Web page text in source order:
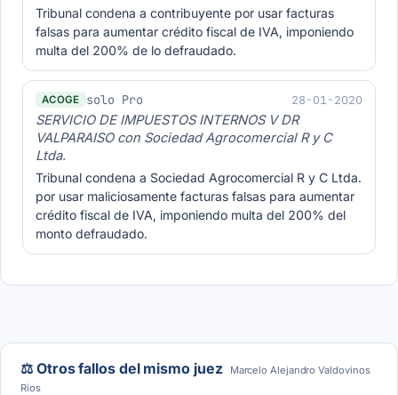
Tribunal condena a contribuyente por usar facturas
falsas para aumentar crédito fiscal de IVA, imponiendo
multa del 200% de lo defraudado.
ACOGE solo Pro 28-01-2020
SERVICIO DE IMPUESTOS INTERNOS V DR
VALPARAISO con Sociedad Agrocomercial R y C
Ltda.
Tribunal condena a Sociedad Agrocomercial R y C Ltda.
por usar maliciosamente facturas falsas para aumentar
crédito fiscal de IVA, imponiendo multa del 200% del
monto defraudado.
⚖️ Otros fallos del mismo juez
Marcelo Alejandro Valdovinos
Ríos